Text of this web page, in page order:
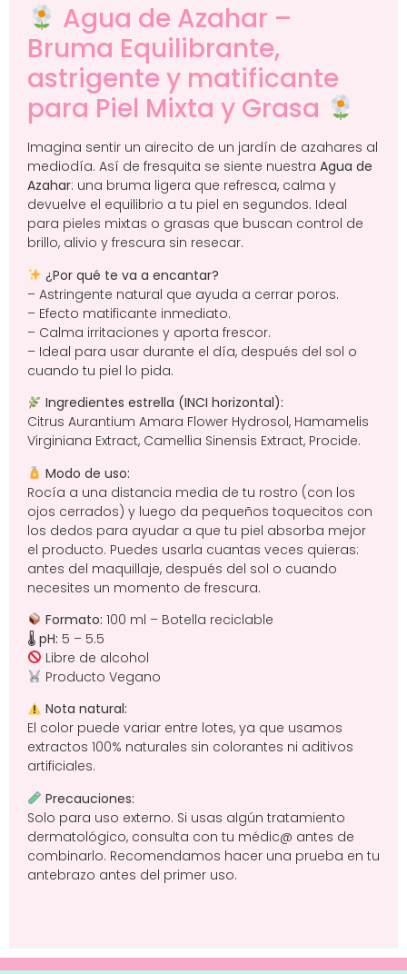
Agua de Azahar –
Bruma Equilibrante,
astrigente y matificante
para Piel Mixta y Grasa
Imagina sentir un airecito de un jardín de azahares al
mediodía. Así de fresquita se siente nuestra Agua de
Azahar: una bruma ligera que refresca, calma y
devuelve el equilibrio a tu piel en segundos. Ideal
para pieles mixtas o grasas que buscan control de
brillo, alivio y frescura sin resecar.
¿Por qué te va a encantar?
– Astringente natural que ayuda a cerrar poros.
– Efecto matificante inmediato.
– Calma irritaciones y aporta frescor.
– Ideal para usar durante el día, después del sol o
cuando tu piel lo pida.
Ingredientes estrella (INCI horizontal):
Citrus Aurantium Amara Flower Hydrosol, Hamamelis
Virginiana Extract, Camellia Sinensis Extract, Procide.
Modo de uso:
Rocía a una distancia media de tu rostro (con los
ojos cerrados) y luego da pequeños toquecitos con
los dedos para ayudar a que tu piel absorba mejor
el producto. Puedes usarla cuantas veces quieras:
antes del maquillaje, después del sol o cuando
necesites un momento de frescura.
Formato: 100 ml – Botella reciclable
🌡 pH: 5 – 5.5
Libre de alcohol
Producto Vegano
Nota natural:
El color puede variar entre lotes, ya que usamos
extractos 100% naturales sin colorantes ni aditivos
artificiales.
Precauciones:
Solo para uso externo. Si usas algún tratamiento
dermatológico, consulta con tu médic@ antes de
combinarlo. Recomendamos hacer una prueba en tu
antebrazo antes del primer uso.